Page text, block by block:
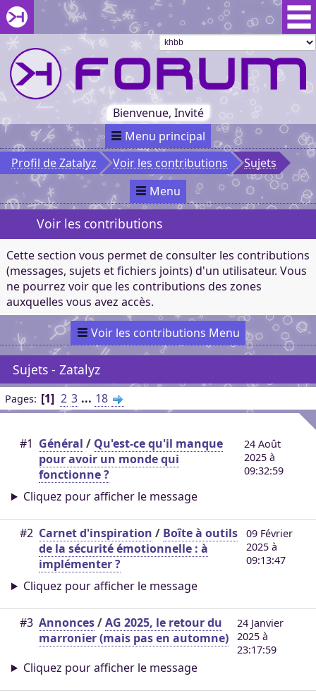
Aller au menu du forum
Aller au contenu du forum
Aller à la recherche dans le forum
Passer le
menu
Khaganat
Retour
au début
du menu
Khaganat
Bienvenue, Invité
Menu principal
Profil de Zatalyz
Voir les contributions
Sujets
Menu
Voir les contributions
Cette section vous permet de consulter les contributions
(messages, sujets et fichiers joints) d'un utilisateur. Vous
ne pourrez voir que les contributions des zones
auxquelles vous avez accès.
Voir les contributions Menu
Sujets - Zatalyz
Pages 1 2 3 ... 18
#1 Général / Qu'est-ce qu'il manque
pour avoir un monde qui
fonctionne ?
24 Août
2025 à
09:32:59
Cliquez pour afficher le message
#2 Carnet d'inspiration / Boîte à outils
de la sécurité émotionnelle : à
implémenter ?
09 Février
2025 à
09:13:47
Cliquez pour afficher le message
#3 Annonces/AG 2025, le retour du
marronier (mais pas en automne)
24 Janvier
2025 à
23:17:59
Cliquez pour afficher le message